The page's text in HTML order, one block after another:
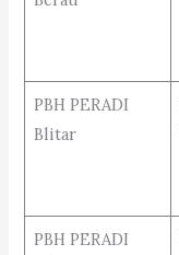
PBH PERADI
Blitar
PBH PERADI